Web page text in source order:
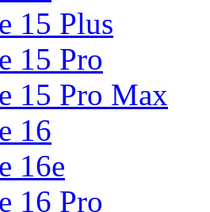
15 Plus
15 Pro
15 Pro Max
16
16e
16 Pro